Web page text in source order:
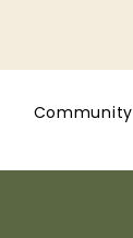
Community